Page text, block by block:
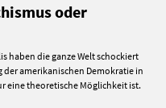
oder
haben die ganze Welt schockiert
amerikanischen Demokratie in
eine theoretische Möglichkeit ist.